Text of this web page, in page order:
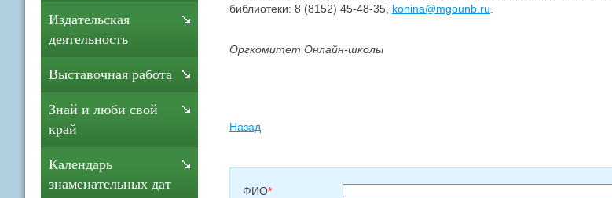
библиотеки: 8 (8152) 45-48-35, konina@mgounb.ru
Оргкомитет Онлайн-школы
Назад
ФИО*
Издательская
деятельность
Выставочная работа
Знай и люби свой
край
Календарь
знаменательных дат